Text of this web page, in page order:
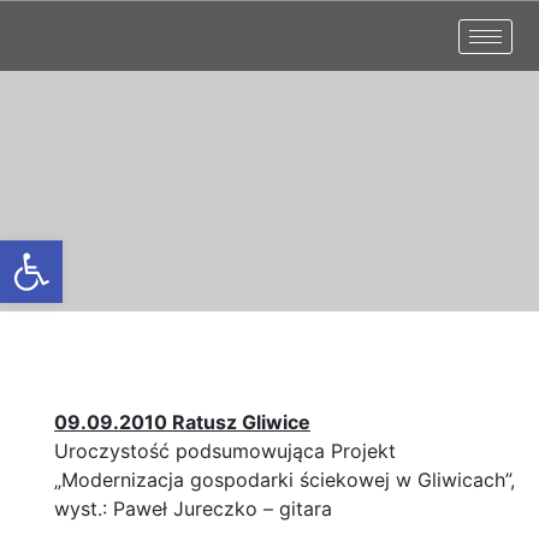
Otwórz pasek narzędzi
09.09.2010 Ratusz Gliwice
Uroczystość podsumowująca Projekt
„Modernizacja gospodarki ściekowej w Gliwicach”,
wyst.: Paweł Jureczko – gitara